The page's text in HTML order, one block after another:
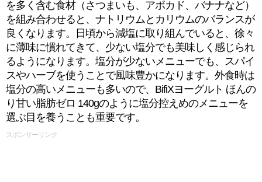
を多く含む食材（さつまいも、アボカド、バナナなど）
を組み合わせると、ナトリウムとカリウムのバランスが
良くなります。日頃から減塩に取り組んでいると、徐々
に薄味に慣れてきて、少ない塩分でも美味しく感じられ
るようになります。塩分が少ないメニューでも、スパイ
スやハーブを使うことで風味豊かになります。外食時は
塩分の高いメニューも多いので、BifiXヨーグルト ほんの
り甘い脂肪ゼロ 140gのように塩分控えめのメニューを
選ぶ目を養うことも重要です。
スポンサーリンク